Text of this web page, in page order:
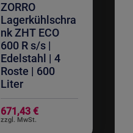
ZORRO
Lagerkühlschra
nk ZHT ECO
600 R s/s |
Edelstahl | 4
Roste | 600
Liter
671,43 €